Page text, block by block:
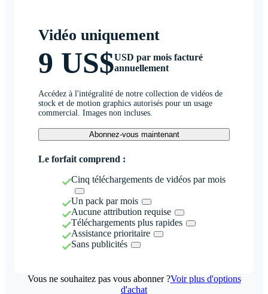
Vidéo uniquement
9 US$USD par mois facturé
annuellement
Accédez à l'intégralité de notre collection de vidéos de
stock et de motion graphics autorisés pour un usage
commercial. Images non incluses.
Abonnez-vous maintenant
Le forfait comprend :
Cinq téléchargements de vidéos par mois
Un pack par mois
Aucune attribution requise
Téléchargements plus rapides
Assistance prioritaire
Sans publicités
Vous ne souhaitez pas vous abonner ?Voir plus d'options
d'achat